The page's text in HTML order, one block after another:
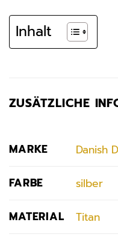
Inhalt
ZUSÄTZLICHE
MARKE Danish
FARBE silber
MATERIAL Titan